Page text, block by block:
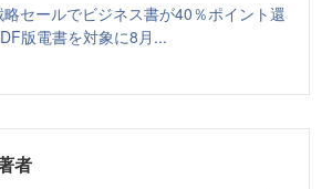
セールでビジネス書が40％ポイント還
版電書を対象に8月...
者